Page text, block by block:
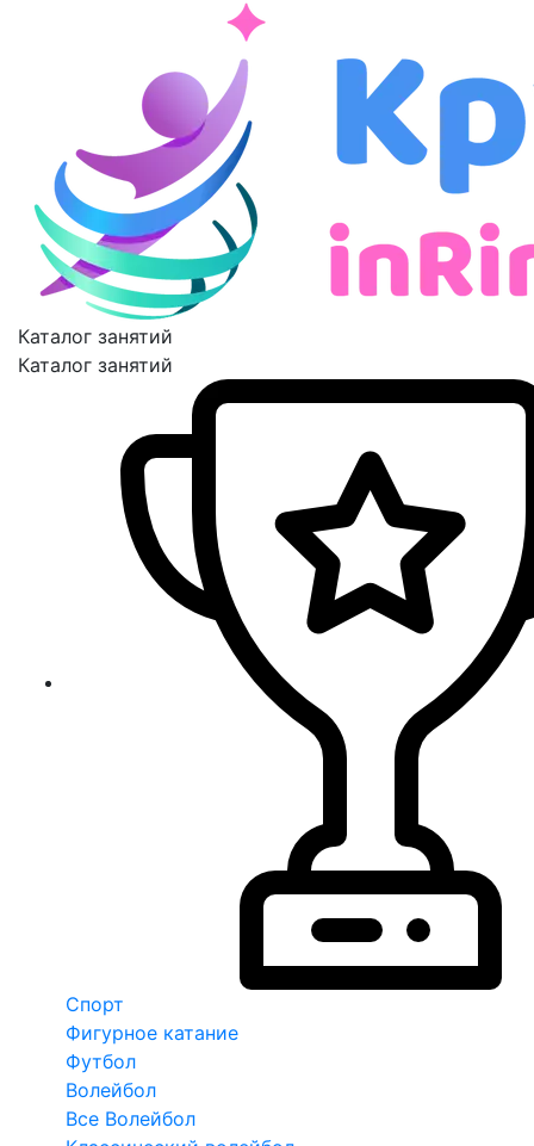
Каталог занятий
Каталог занятий
Спорт
Фигурное катание
Футбол
Волейбол
Все Волейбол